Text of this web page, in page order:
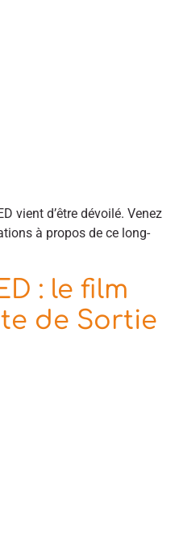
vient d’être dévoilé. Venez
à propos de ce long-
: le film
de Sortie